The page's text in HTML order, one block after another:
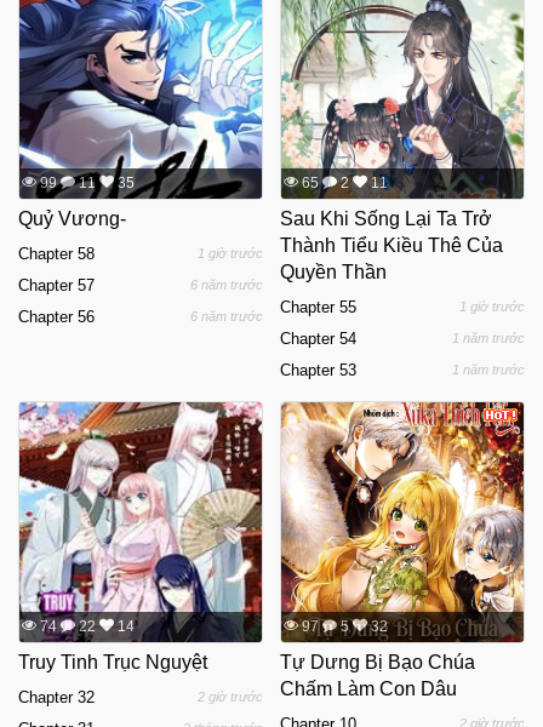
99 11 35
Quỷ Vương-
Chapter 58 1 giờ trước
Chapter 57 6 năm trước
Chapter 56 6 năm trước
65 2 11
Sau Khi Sống Lại Ta Trở
Thành Tiểu Kiều Thê Của
Quyền Thần
Chapter 55 1 giờ trước
Chapter 54 1 năm trước
Chapter 53 1 năm trước
74 22 14
Truy Tinh Trục Nguyệt
Chapter 32 2 giờ trước
97 5 32
Tự Dưng Bị Bạo Chúa
Chấm Làm Con Dâu
2 giờ trước